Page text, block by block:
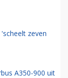
zeven
A350-900 uit